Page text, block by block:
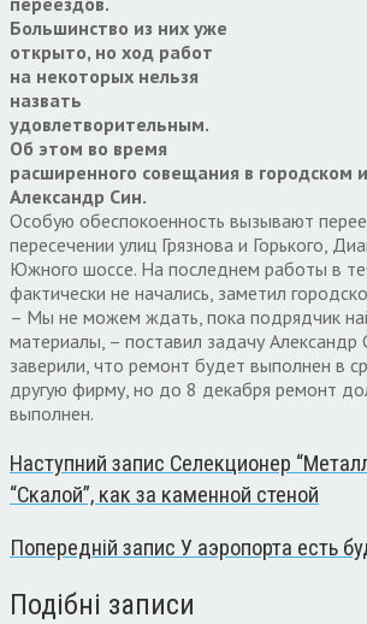
Большинство из них уже
открыто, но ход работ
на некоторых нельзя
назвать
удовлетворительным.
Об этом во время
расширенного совещания в городском
Александр Син.
Особую обеспокоенность вызывают
пересечении улиц Грязнова и Горького,
Южного шоссе. На последнем работы в
фактически не начались, заметил
– Мы не можем ждать, пока подрядчик
материалы, – поставил задачу Александр
заверили, что ремонт будет выполнен в
другую фирму, но до 8 декабря ремонт
выполнен.
Наступний запис Селекционер
“Скалой”, как за каменной стеной
Попередній запис У аэропорта есть
Подібні записи